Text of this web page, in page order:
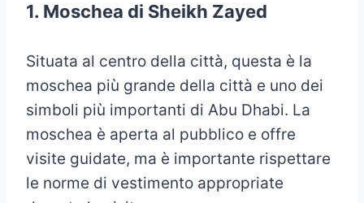
1. Moschea di Sheikh Zayed
Situata al centro della città, questa è la
moschea più grande della città e uno dei
simboli più importanti di Abu Dhabi. La
moschea è aperta al pubblico e offre
visite guidate, ma è importante rispettare
le norme di vestimento appropriate